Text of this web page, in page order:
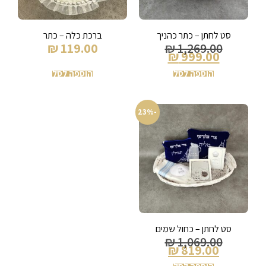
סט לחתן – כתר כהניך
₪1,269.00
₪999.00
הוספה לסל
ברכת כלה – כתר
₪119.00
הוספה לסל
-23%
סט לחתן – כחול שמים
₪1,069.00
₪819.00